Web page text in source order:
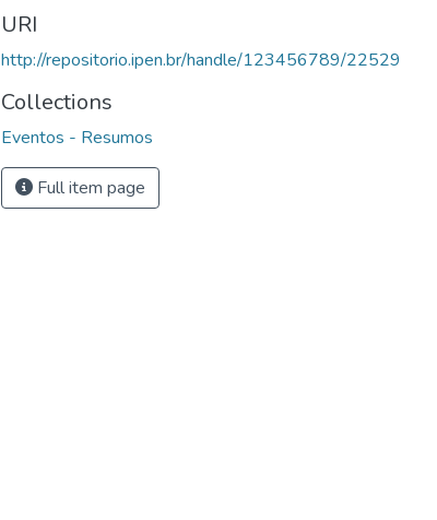
URI
http://repositorio.ipen.br/handle/123456789/22529
Collections
Eventos - Resumos
Full item page